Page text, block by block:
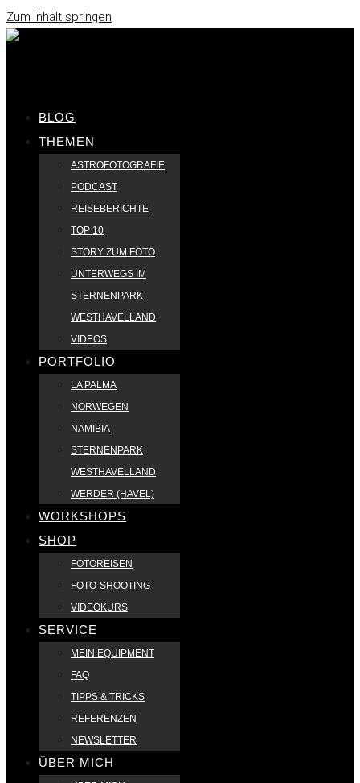
Zum Inhalt springen
BLOG
THEMEN
ASTROFOTOGRAFIE
PODCAST
REISEBERICHTE
TOP 10
STORY ZUM FOTO
UNTERWEGS IM
STERNENPARK
WESTHAVELLAND
VIDEOS
PORTFOLIO
LA PALMA
NORWEGEN
NAMIBIA
STERNENPARK
WESTHAVELLAND
WERDER (HAVEL)
WORKSHOPS
SHOP
FOTOREISEN
FOTO-SHOOTING
VIDEOKURS
SERVICE
MEIN EQUIPMENT
FAQ
TIPPS & TRICKS
REFERENZEN
NEWSLETTER
ÜBER MICH